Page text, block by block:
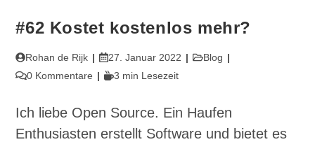
#62 Kostet kostenlos mehr?
Beitrags-
Autor:
Rohan de Rijk
Beitrag
veröffentlicht:
27. Januar 2022
Beitrags-
Blog
Beitrags-
0 Kommentare Lesedauer:
3 min Lesezeit
Ich liebe Open Source. Ein Haufen
Enthusiasten erstellt Software und bietet es